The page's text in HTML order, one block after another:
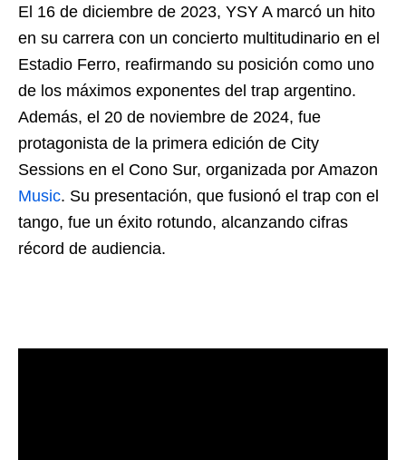
El 16 de diciembre de 2023, YSY A marcó un hito
en su carrera con un concierto multitudinario en el
Estadio Ferro, reafirmando su posición como uno
de los máximos exponentes del trap argentino.
Además, el 20 de noviembre de 2024, fue
protagonista de la primera edición de City
Sessions en el Cono Sur, organizada por Amazon
Music. Su presentación, que fusionó el trap con el
tango, fue un éxito rotundo, alcanzando cifras
récord de audiencia.